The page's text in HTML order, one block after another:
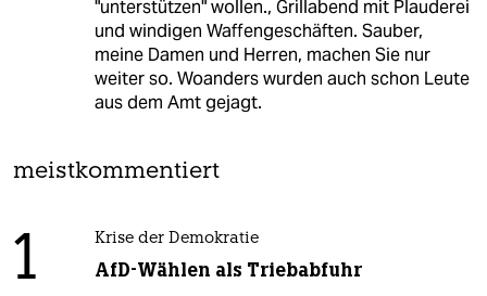
"unterstützen" wollen., Grillabend mit Plauderei
und windigen Waffengeschäften. Sauber,
meine Damen und Herren, machen Sie nur
weiter so. Woanders wurden auch schon Leute
aus dem Amt gejagt.
meistkommentiert
1 Krise der Demokratie
AfD-Wählen als Triebabfuhr